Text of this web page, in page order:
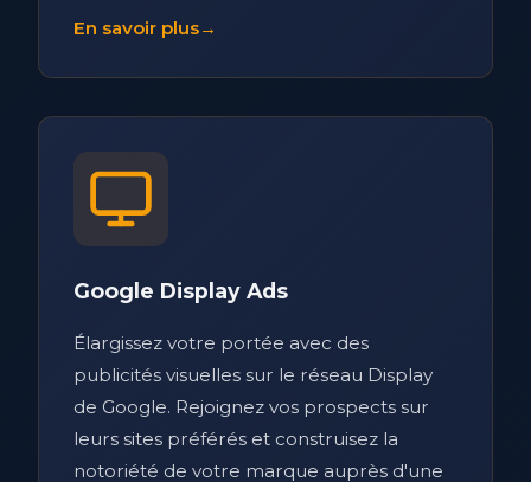
En savoir plus→
Google Display Ads
Élargissez votre portée avec des
publicités visuelles sur le réseau Display
de Google. Rejoignez vos prospects sur
leurs sites préférés et construisez la
notoriété de votre marque auprès d'une